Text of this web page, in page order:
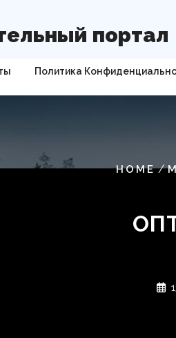
портал
Политика
HOME/